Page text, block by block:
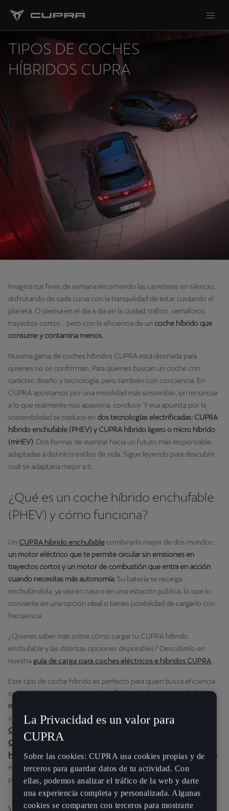
TIPOS DE COCHES
HÍBRIDOS CUPRA
Imagina tus fines de semana recorriendo las carreteras en silencio,
disfrutando de cada curva con la tranquilidad de estar cuidando el
planeta. O piensa en el día a día en la ciudad: tráfico, semáforos,
trayectos cortos... pero con la eficiencia de un coche híbrido que
consume y contamina menos.
Nuestra gama de coches híbridos CUPRA está diseñada para
quienes no se conforman. Para quienes buscan un coche con
carácter, diseño y tecnología, pero también con conciencia. En
CUPRA apostamos por una movilidad más sostenible, sin renunciar
a lo que realmente nos apasiona: conducir. Y esa apuesta por la
sostenibilidad se traduce en dos tecnologías electrificadas: CUPRA
híbrido enchufable (PHEV) y CUPRA híbrido ligero o micro híbrido
(mHEV) . Dos formas de avanzar hacia un futuro más responsable,
adaptadas a distintos estilos de vida. Sigue leyendo para descubrir
cuál se adaptaría mejor a ti.
¿Qué es un coche híbrido enchufable
(PHEV) y cómo funciona?
Un CUPRA híbrido enchufable combina lo mejor de dos mundos:
un motor eléctrico que te permite circular sin emisiones en
trayectos cortos y un motor de combustión que entra en acción
cuando necesitas más autonomía. Su batería se recarga
enchufándola, ya sea en casa o en una estación pública, lo que lo
convierte en una opción ideal si tienes posibilidad de cargarlo con
frecuencia.
¿Quieres saber más sobre cómo cargar tu CUPRA híbrido
enchufable y las distintas opciones disponibles? Descúbrelo en
nuestra guía de carga para coches eléctricos e híbridos CUPRA
Este tipo de coche híbrido es perfecto para quien busca eficiencia
sin complicaciones, y quierebeneficiarse de las ventajas de la
movilidad eléctrica en el día a día
viajes largos. CUPRA ofrece esta tecnología en modelos como el
CUPRA Formentor e-HYBRID
CUPRA León Sportstourer e-HYBRID
HYBRID, todos ellos pensados para ofrecer una conducción 100%
eléctrica con autonomías de hasta 130km, más sostenible, sin
perder el carácter deportivo que define a la marca.
La Privacidad es un valor para
CUPRA
Sobre las cookies: CUPRA usa cookies propias y de
terceros para guardar datos de tu actividad. Con
ellas, podemos analizar el tráfico de la web y darte
una experiencia completa y personalizada. Algunas
cookies se comparten con terceros para mostrarte